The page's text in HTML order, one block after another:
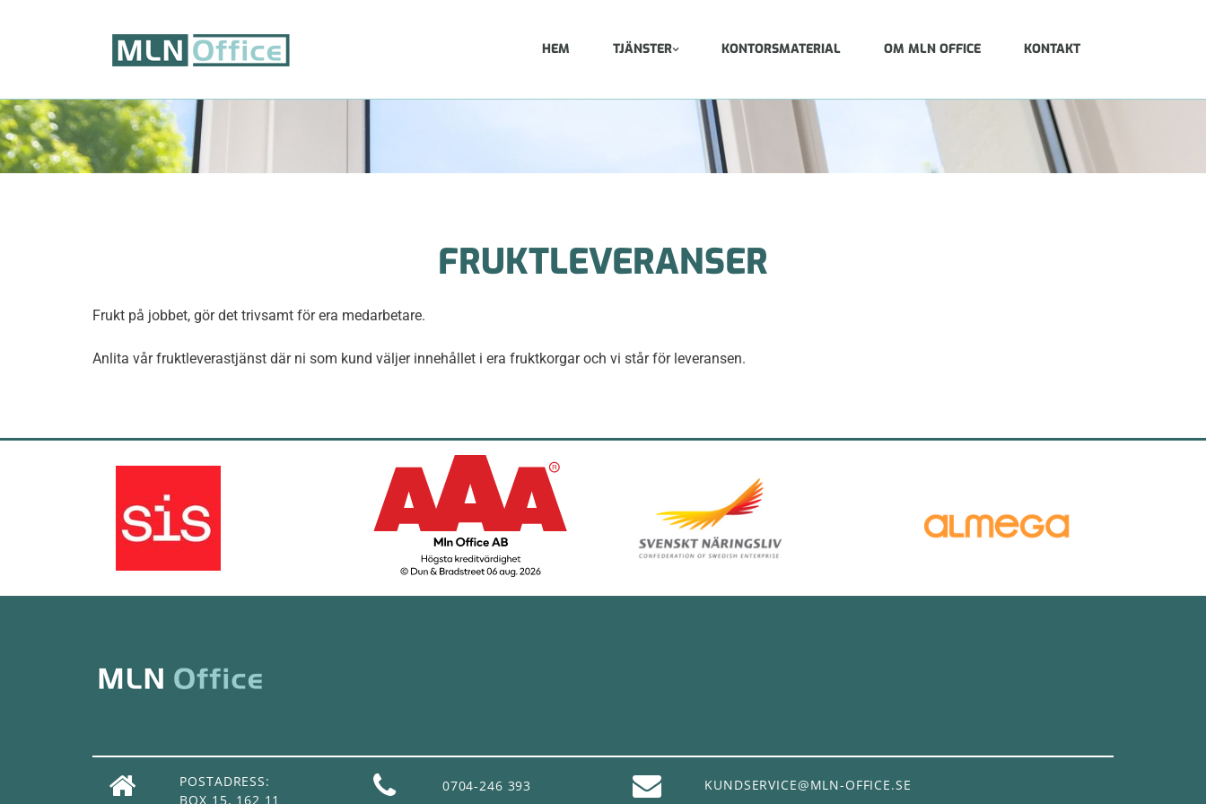
HEM TJÄNSTER KONTORSMATERIAL OM MLN OFFICE KONTAKT
FRUKTLEVERANSER
Frukt på jobbet, gör det trivsamt för era medarbetare.
Anlita vår fruktleverastjänst där ni som kund väljer innehållet i era fruktkorgar och vi står för leveransen.
POSTADRESS:
BOX 15, 162 11
0704-246 393 KUNDSERVICE@MLN-OFFICE.SE